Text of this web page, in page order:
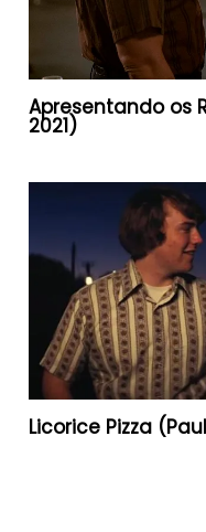
Apresentando os
2021)
Licorice Pizza